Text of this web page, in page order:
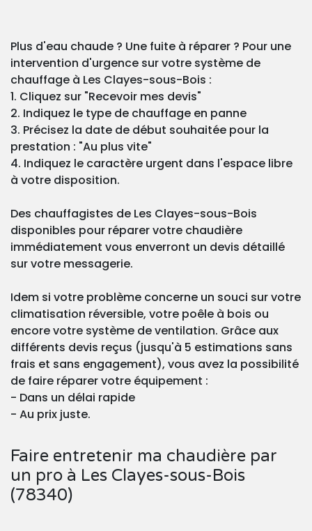
Plus d'eau chaude ? Une fuite à réparer ? Pour une
intervention d'urgence sur votre système de
chauffage à Les Clayes-sous-Bois :
1. Cliquez sur "Recevoir mes devis"
2. Indiquez le type de chauffage en panne
3. Précisez la date de début souhaitée pour la
prestation : "Au plus vite"
4. Indiquez le caractère urgent dans l'espace libre
à votre disposition.
Des chauffagistes de Les Clayes-sous-Bois
disponibles pour réparer votre chaudière
immédiatement vous enverront un devis détaillé
sur votre messagerie.
Idem si votre problème concerne un souci sur votre
climatisation réversible, votre poêle à bois ou
encore votre système de ventilation. Grâce aux
différents devis reçus (jusqu'à 5 estimations sans
frais et sans engagement), vous avez la possibilité
de faire réparer votre équipement :
- Dans un délai rapide
- Au prix juste.
Faire entretenir ma chaudière par
un pro à Les Clayes-sous-Bois
(78340)